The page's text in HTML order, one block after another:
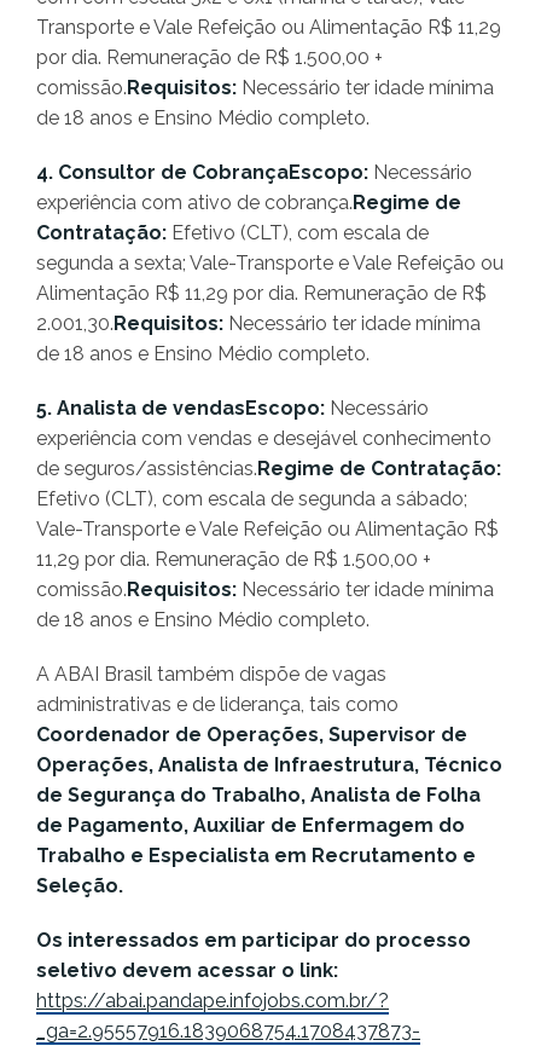
Transporte e Vale Refeição ou Alimentação R$ 11,29
por dia. Remuneração de R$ 1.500,00 +
comissão. Requisitos: Necessário ter idade mínima
de 18 anos e Ensino Médio completo.
4. Consultor de CobrançaEscopo: Necessário
experiência com ativo de cobrança. Regime de
Contratação: Efetivo (CLT), com escala de
segunda a sexta; Vale-Transporte e Vale Refeição ou
Alimentação R$ 11,29 por dia. Remuneração de R$
2.001,30. Requisitos: Necessário ter idade mínima
de 18 anos e Ensino Médio completo.
5. Analista de vendasEscopo: Necessário
experiência com vendas e desejável conhecimento
de seguros/assistências. Regime de Contratação:
Efetivo (CLT), com escala de segunda a sábado;
Vale-Transporte e Vale Refeição ou Alimentação R$
11,29 por dia. Remuneração de R$ 1.500,00 +
comissão. Requisitos: Necessário ter idade mínima
de 18 anos e Ensino Médio completo.
A ABAI Brasil também dispõe de vagas
administrativas e de liderança, tais como
Coordenador de Operações, Supervisor de
Operações, Analista de Infraestrutura, Técnico
de Segurança do Trabalho, Analista de Folha
de Pagamento, Auxiliar de Enfermagem do
Trabalho e Especialista em Recrutamento e
Seleção.
Os interessados em participar do processo
seletivo devem acessar o link:
https://abai.pandape.infojobs.com.br/?
_ga=2.95557916.1839068754.1708437873-